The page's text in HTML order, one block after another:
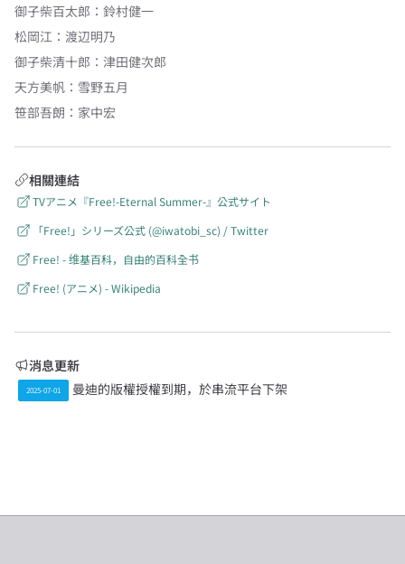
御子柴百太郎 ： 鈴村健一
松岡江 ： 渡辺明乃
御子柴清十郎 ： 津田健次郎
天方美帆 ： 雪野五月
笹部吾朗 ： 家中宏
相關連結
TVアニメ『Free!-Eternal Summer-』公式サイト
「Free!」シリーズ公式 (@iwatobi_sc) / Twitter
Free! - 维基百科，自由的百科全书
Free! (アニメ) - Wikipedia
消息更新
2025-07-01 曼迪的版權授權到期，於串流平台下架